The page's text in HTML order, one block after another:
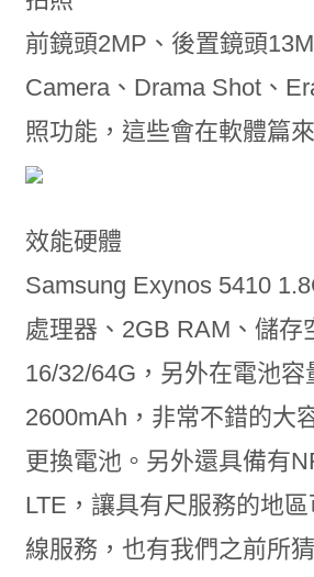
前鏡頭2MP、後置鏡頭
Camera、Drama Shot、
照功能，這些會在軟體篇
效能硬體
Samsung Exynos 5410
處理器、2GB RAM、儲存
16/32/64G，另外在電池容
2600mAh，非常不錯的大
更換電池。另外還具備有
LTE，讓具有尺服務的地
線服務，也有我們之前所